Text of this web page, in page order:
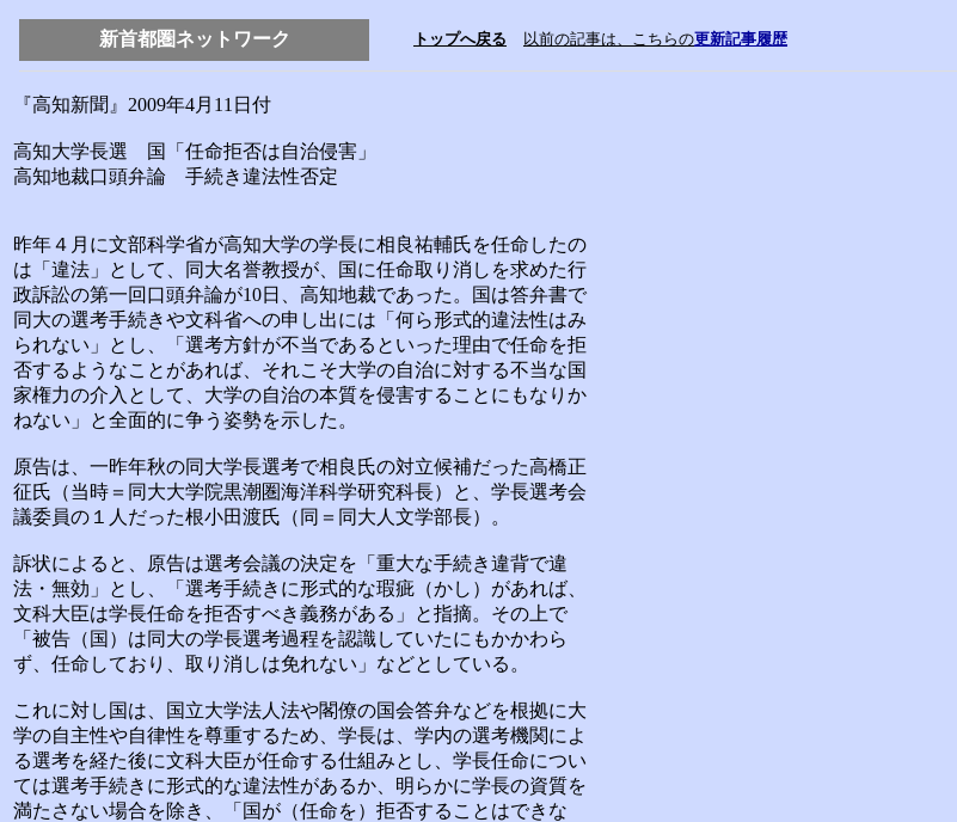
『高知新聞』2009年4月11日付
高知大学長選 国「任命拒否は自治侵害」
高知地裁口頭弁論 手続き違法性否定
昨年４月に文部科学省が高知大学の学長に相良祐輔氏を任命したの
は「違法」として、同大名誉教授が、国に任命取り消しを求めた行
政訴訟の第一回口頭弁論が10日、高知地裁であった。国は答弁書で
同大の選考手続きや文科省への申し出には「何ら形式的違法性はみ
られない」とし、「選考方針が不当であるといった理由で任命を拒
否するようなことがあれば、それこそ大学の自治に対する不当な国
家権力の介入として、大学の自治の本質を侵害することにもなりか
ねない」と全面的に争う姿勢を示した。
原告は、一昨年秋の同大学長選考で相良氏の対立候補だった高橋正
征氏（当時＝同大大学院黒潮圏海洋科学研究科長）と、学長選考会
議委員の１人だった根小田渡氏（同＝同大人文学部長）。
訴状によると、原告は選考会議の決定を「重大な手続き違背で違
法・無効」とし、「選考手続きに形式的な瑕疵（かし）があれば、
文科大臣は学長任命を拒否すべき義務がある」と指摘。その上で
「被告（国）は同大の学長選考過程を認識していたにもかかわら
ず、任命しており、取り消しは免れない」などとしている。
これに対し国は、国立大学法人法や閣僚の国会答弁などを根拠に大
学の自主性や自律性を尊重するため、学長は、学内の選考機関によ
る選考を経た後に文科大臣が任命する仕組みとし、学長任命につい
ては選考手続きに形式的な違法性があるか、明らかに学長の資質を
満たさない場合を除き、「国が（任命を）拒否することはできな